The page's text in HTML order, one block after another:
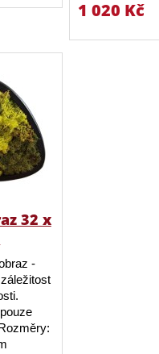
1 020 Kč
32 x
-